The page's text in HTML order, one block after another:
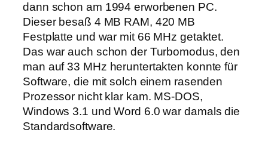
dann schon am 1994 erworbenen PC.
Dieser besaß 4 MB RAM, 420 MB
Festplatte und war mit 66 MHz getaktet.
Das war auch schon der Turbomodus, den
man auf 33 MHz heruntertakten konnte für
Software, die mit solch einem rasenden
Prozessor nicht klar kam. MS-DOS,
Windows 3.1 und Word 6.0 war damals die
Standardsoftware.